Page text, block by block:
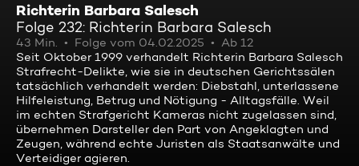
Richterin Barbara Salesch
Folge 232: Richterin Barbara Salesch
43 Min. Folge vom 04.02.2025
Ab 12
Seit Oktober 1999 verhandelt Richterin Barbara Salesch
Strafrecht-Delikte, wie sie in deutschen Gerichtssälen
tatsächlich verhandelt werden: Diebstahl, unterlassene
Hilfeleistung, Betrug und Nötigung - Alltagsfälle. Weil
im echten Strafgericht Kameras nicht zugelassen sind,
übernehmen Darsteller den Part von Angeklagten und
Zeugen, während echte Juristen als Staatsanwälte und
Verteidiger agieren.